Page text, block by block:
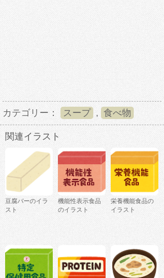
カテゴリー： スープ , 食べ物
関連イラスト
豆腐バーのイラ
スト
機能性表示食品
のイラスト
栄養機能食品の
イラスト